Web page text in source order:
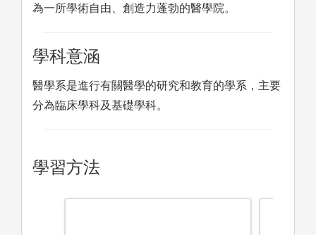
為一所學術自由、創造力蓬勃的醫學院。
學科意涵
醫學系是進行有關醫學的研究和教育的學系，主要
分為臨床學科及基礎學科。
學習方法